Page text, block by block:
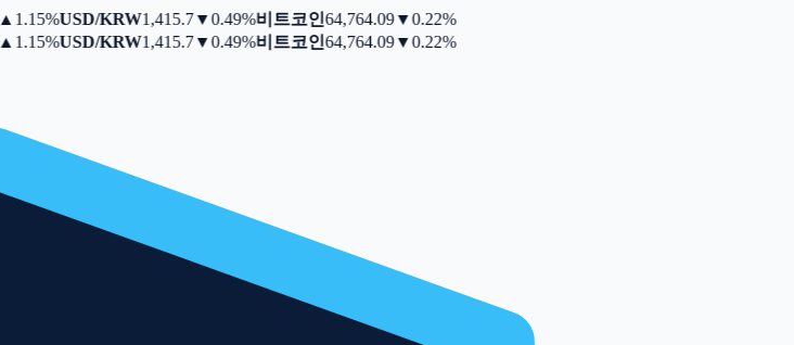
1.15%USD/KRW1,415.7▼0.49%비트코인64,764.09▼0.22%
1.15%USD/KRW1,415.7▼0.49%비트코인64,764.09▼0.22%